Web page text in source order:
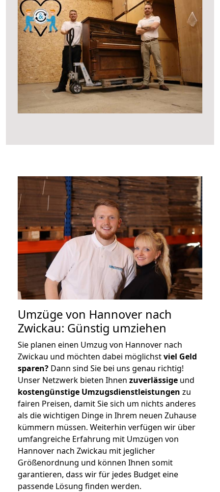
Umzüge von Hannover nach
Zwickau: Günstig umziehen
Sie planen einen Umzug von Hannover nach
Zwickau und möchten dabei möglichstviel Geld
sparen? Dann sind Sie bei uns genau richtig!
Unser Netzwerk bieten Ihnen zuverlässige und
kostengünstige Umzugsdienstleistungen zu
fairen Preisen, damit Sie sich um nichts anderes
als die wichtigen Dinge in Ihrem neuen Zuhause
kümmern müssen. Weiterhin verfügen wir über
umfangreiche Erfahrung mit Umzügen von
Hannover nach Zwickau mit jeglicher
Größenordnung und können Ihnen somit
garantieren, dass wir für jedes Budget eine
passende Lösung finden werden.